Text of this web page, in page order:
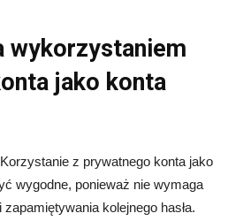
wykorzystaniem
jako konta
z prywatnego konta jako
wygodne, ponieważ nie wymaga
kolejnego hasła.